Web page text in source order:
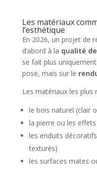
Les matériaux
l’esthétique
En 2026, un projet de
d’abord à la qualité
se fait plus
pose, mais sur le
Les matériaux les plus
le bois naturel (clair
la pierre ou les
les enduits
texturés)
les surfaces mates